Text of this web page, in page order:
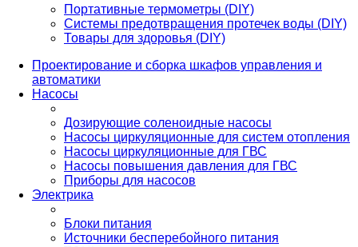
Портативные термометры (DIY)
Системы предотвращения протечек воды (DIY)
Товары для здоровья (DIY)
Проектирование и сборка шкафов управления и
автоматики
Насосы
Дозирующие соленоидные насосы
Насосы циркуляционные для систем отопления
Насосы циркуляционные для ГВС
Насосы повышения давления для ГВС
Приборы для насосов
Электрика
Блоки питания
Источники бесперебойного питания